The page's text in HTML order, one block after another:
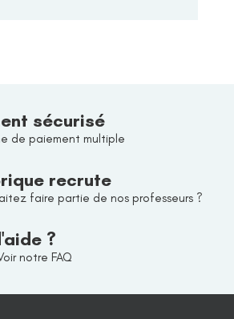
sécurisé
de paiement multiple
recrute
faire partie de nos professeurs ?
?
notre FAQ